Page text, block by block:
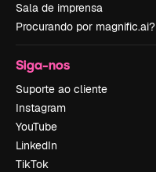
Sala de imprensa
Procurando por magnific.ai?
Siga-nos
Suporte ao cliente
Instagram
YouTube
LinkedIn
TikTok